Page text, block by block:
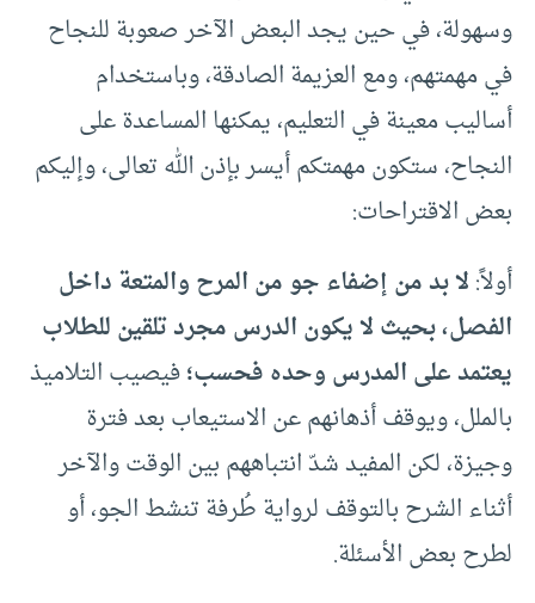
وسهولة، في حين يجد البعض الآخر صعوبة للنجاح
في مهمتهم، ومع العزيمة الصادقة، وباستخدام
أساليب معينة في التعليم، يمكنها المساعدة على
النجاح، ستكون مهمتكم أيسر بإذن الله تعالى، وإليكم
بعض الاقتراحات:
أولاً:لا بد من إضفاء جو من المرح والمتعة داخل
الفصل، بحيث لا يكون الدرس مجرد تلقين للطلاب
يعتمد على المدرس وحده فحسب؛فيصيب التلاميذ
بالملل، ويوقف أذهانهم عن الاستيعاب بعد فترة
وجيزة، لكن المفيد شدّ انتباههم بين الوقت والآخر
أثناء الشرح بالتوقف لرواية طُرفة تنشط الجو، أو
لطرح بعض الأسئلة.